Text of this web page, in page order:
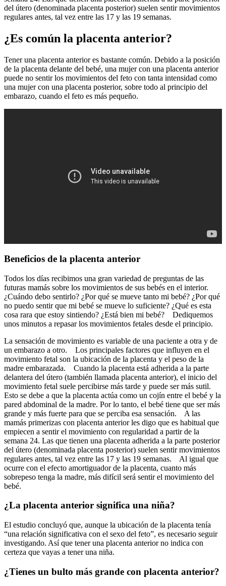
del útero (denominada placenta posterior) suelen sentir movimientos
regulares antes, tal vez entre las 17 y las 19 semanas.
¿Es común la placenta anterior?
Tener una placenta anterior es bastante común. Debido a la posición
de la placenta delante del bebé, una mujer con una placenta anterior
puede no sentir los movimientos del feto con tanta intensidad como
una mujer con una placenta posterior, sobre todo al principio del
embarazo, cuando el feto es más pequeño.
Beneficios de la placenta anterior
Todos los días recibimos una gran variedad de preguntas de las
futuras mamás sobre los movimientos de sus bebés en el interior.
¿Cuándo debo sentirlo? ¿Por qué se mueve tanto mi bebé? ¿Por qué
no puedo sentir que mi bebé se mueve lo suficiente? ¿Qué es esta
cosa rara que estoy sintiendo? ¿Está bien mi bebé? Dediquemos
unos minutos a repasar los movimientos fetales desde el principio.
La sensación de movimiento es variable de una paciente a otra y de
un embarazo a otro. Los principales factores que influyen en el
movimiento fetal son la ubicación de la placenta y el peso de la
madre embarazada. Cuando la placenta está adherida a la parte
delantera del útero (también llamada placenta anterior), el inicio del
movimiento fetal suele percibirse más tarde y puede ser más sutil.
Esto se debe a que la placenta actúa como un cojín entre el bebé y la
pared abdominal de la madre. Por lo tanto, el bebé tiene que ser más
grande y más fuerte para que se perciba esa sensación. A las
mamás primerizas con placenta anterior les digo que es habitual que
empiecen a sentir el movimiento con regularidad a partir de la
semana 24. Las que tienen una placenta adherida a la parte posterior
del útero (denominada placenta posterior) suelen sentir movimientos
regulares antes, tal vez entre las 17 y las 19 semanas. Al igual que
ocurre con el efecto amortiguador de la placenta, cuanto más
sobrepeso tenga la madre, más difícil será sentir el movimiento del
bebé.
¿La placenta anterior significa una niña?
El estudio concluyó que, aunque la ubicación de la placenta tenía
“una relación significativa con el sexo del feto”, es necesario seguir
investigando. Así que tener una placenta anterior no indica con
certeza que vayas a tener una niña.
¿Tienes un bulto más grande con placenta anterior?